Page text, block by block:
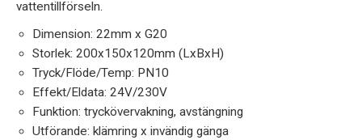
vattentillförseln.
Dimension: 22mm x G20
Storlek: 200x150x120mm (LxBxH)
Tryck/Flöde/Temp: PN10
Effekt/Eldata: 24V/230V
Funktion: tryckövervakning, avstängning
Utförande: klämring x invändig gänga